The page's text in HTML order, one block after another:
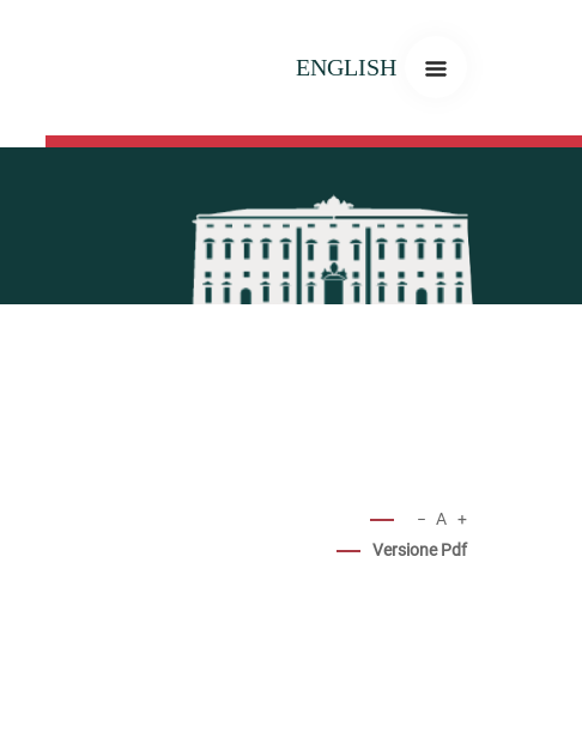
ENGLISH
− A +
Versione Pdf